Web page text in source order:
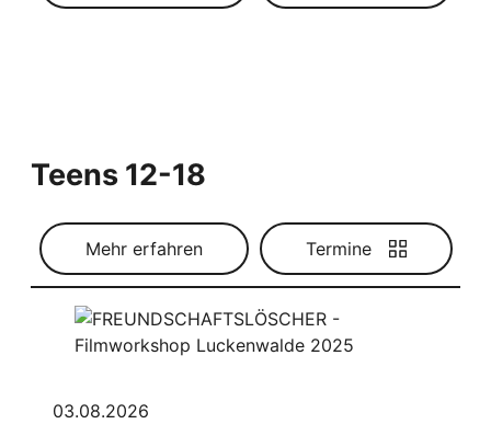
Teens 12-18
Mehr erfahren Termine
03.08.2026